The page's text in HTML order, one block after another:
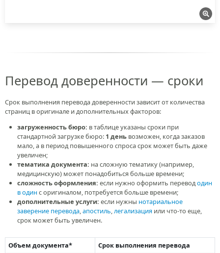
Перевод доверенности — сроки
Срок выполнения перевода доверенности зависит от количества
страниц в оригинале и дополнительных факторов:
загруженность бюро: в таблице указаны сроки при
стандартной загрузке бюро: 1 день возможен, когда заказов
мало, а в период повышенного спроса срок может быть даже
увеличен;
тематика документа: на сложную тематику (например,
медицинскую) может понадобиться больше времени;
сложность оформления: если нужно оформить перевододин
в один с оригиналом, потребуется больше времени;
дополнительные услуги: если нужны нотариальное
заверение перевода,апостиль,легализация или что-то еще,
срок может быть увеличен.
Объем документа*
Срок выполнения перевода